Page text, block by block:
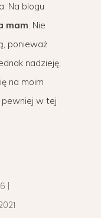
Na blogu
mam. Nie
ponieważ
nadzieję,
na moim
pewniej w tej